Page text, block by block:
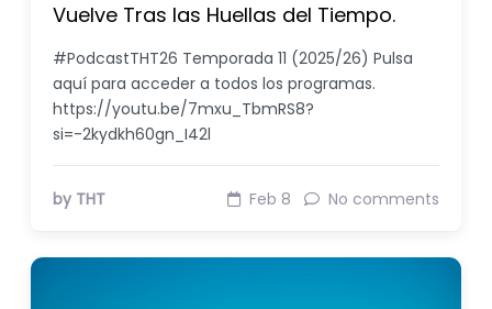
Vuelve Tras las Huellas del Tiempo.
#PodcastTHT26 Temporada 11 (2025/26) Pulsa
aquí para acceder a todos los programas.
https://youtu.be/7mxu_TbmRS8?
si=-2kydkh60gn_I42l
by THT Feb 8 No comments